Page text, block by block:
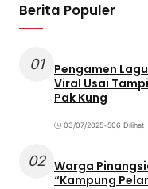
Berita Populer
01
Pengamen
Viral Usai
Pak Kung
03/07/2025•506 Dilihat
02 Warga
“Kampung